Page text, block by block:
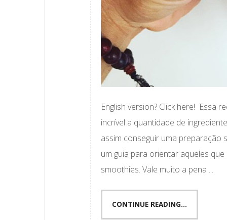
English version? Click here! Essa
incrível a quantidade de
assim conseguir uma preparação
um guia para orientar aqueles
smoothies. Vale muito a pena ...
CONTINUE READING...